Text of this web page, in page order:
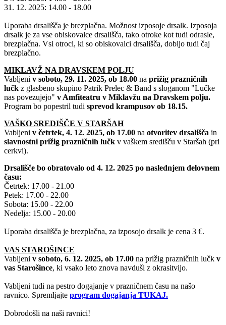
31. 12. 2025: 14.00 - 18.00
Uporaba drsališča je brezplačna. Možnost izposoje drsalk. Izposoja
drsalk je za vse obiskovalce drsališča, tako otroke kot tudi odrasle,
brezplačna. Vsi otroci, ki so obiskovalci drsališča, dobijo tudi čaj
brezplačno.
MIKLAVŽ NA DRAVSKEM POLJU
Vabljeni v soboto, 29. 11. 2025, ob 18.00 na prižig prazničnih
lučk z glasbeno skupino Patrik Prelec & Band s sloganom "Lučke
nas povezujejo" v Amfiteatru v Miklavžu na Dravskem polju.
Program bo popestril tudi sprevod krampusov ob 18.15.
VAŠKO SREDIŠČE V STARŠAH
Vabljeni v četrtek, 4. 12. 2025, ob 17.00 na otvoritev drsališča in
slavnostni prižig prazničnih lučk v vaškem središču v Staršah (pri
cerkvi).
Drsališče bo obratovalo od 4. 12. 2025 po naslednjem delovnem
času:
Četrtek: 17.00 - 21.00
Petek: 17.00 - 22.00
Sobota: 15.00 - 22.00
Nedelja: 15.00 - 20.00
Uporaba drsališča je brezplačna, za izposojo drsalk je cena 3 €.
VAS STAROŠINCE
Vabljeni v soboto, 6. 12. 2025, ob 17.00 na prižig prazničnih lučk v
vas Starošince, ki vsako leto znova navduši z okrasitvijo.
Vabljeni tudi na pestro dogajanje v prazničnem času na našo
ravnico. Spremljajte program dogajanja TUKAJ.
Dobrodošli na naši ravnici!